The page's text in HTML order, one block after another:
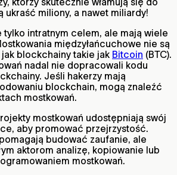
ukraść miliony, a nawet miliardy!
tylko intratnym celem, ale mają wiele
międzyłańcuchowe nie są
blockchainy takie jak Bitcoin (BTC).
nadal nie dopracowali kodu
Jeśli hakerzy mają
blockchain, mogą znaleźć
mostkowań.
mostkowań udostępniają swój
aby promować przejrzystość.
budować zaufanie, ale
aktorom analizę, kopiowanie lub
mostkowań.